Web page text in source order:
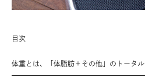
目次
体重とは、「体脂肪＋その他」のトータル